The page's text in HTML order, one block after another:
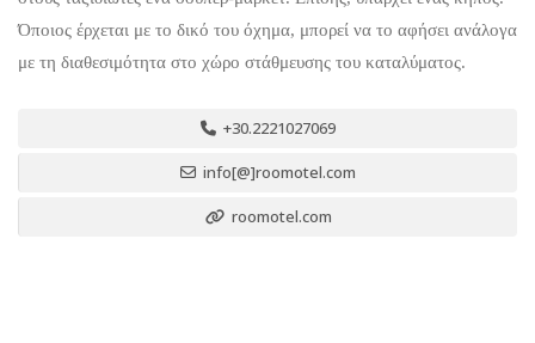
Όποιος έρχεται με το δικό του όχημα, μπορεί να το αφήσει ανάλογα
με τη διαθεσιμότητα στο χώρο στάθμευσης του καταλύματος.
+30.2221027069
info[@]roomotel.com
roomotel.com